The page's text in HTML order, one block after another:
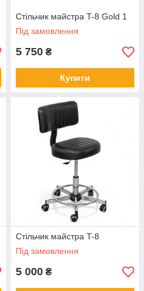
Стільчик майстра T-8 Gold 1
Під замовлення
5 750 ₴
Купити
Стільчик майстра T-8
Під замовлення
5 000 ₴